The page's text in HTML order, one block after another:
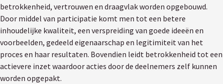
betrokkenheid, vertrouwen en draagvlak worden opgebouwd.
Door middel van participatie komt men tot een betere
inhoudelijke kwaliteit, een verspreiding van goede ideeën en
voorbeelden, gedeeld eigenaarschap en legitimiteit van het
proces en haar resultaten. Bovendien leidt betrokkenheid tot een
actievere inzet waardoor acties door de deelnemers zelf kunnen
worden opgepakt.